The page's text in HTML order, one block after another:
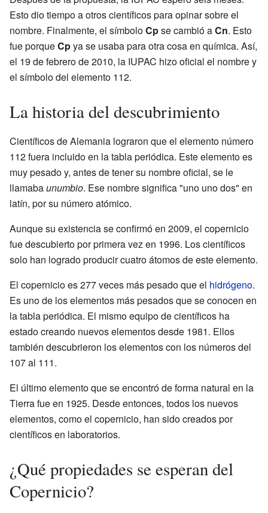
Esto dio tiempo a otros científicos para opinar sobre el
nombre. Finalmente, el símboloCpse cambió aCn. Esto
fue porqueCpya se usaba para otra cosa en química. Así,
el 19 de febrero de 2010, la IUPAC hizo oficial el nombre y
el símbolo del elemento 112.
La historia del descubrimiento
Científicos de Alemania lograron que el elemento número
112 fuera incluido en la tabla periódica. Este elemento es
muy pesado y, antes de tener su nombre oficial, se le
llamabaunumbio. Ese nombre significa "uno uno dos" en
latín, por su número atómico.
Aunque su existencia se confirmó en 2009, el copernicio
fue descubierto por primera vez en 1996. Los científicos
solo han logrado producir cuatro átomos de este elemento.
El copernicio es 277 veces más pesado que el hidrógeno.
Es uno de los elementos más pesados que se conocen en
la tabla periódica. El mismo equipo de científicos ha
estado creando nuevos elementos desde 1981. Ellos
también descubrieron los elementos con los números del
107 al 111.
El último elemento que se encontró de forma natural en la
Tierra fue en 1925. Desde entonces, todos los nuevos
elementos, como el copernicio, han sido creados por
científicos en laboratorios.
¿Qué propiedades se esperan del
Copernicio?